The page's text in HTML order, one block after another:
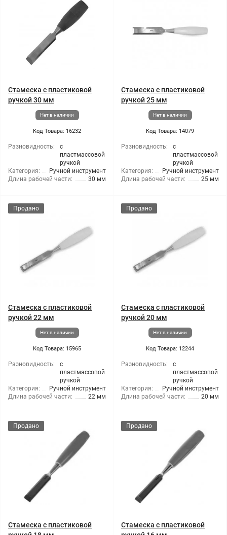
Стамеска с пластиковой
ручкой 30 мм
Нет в наличии
Код Товара: 16232
Разновидность:
с
пластмассовой
ручкой
Категория:
Ручной инструмент
Длина рабочей части:
30 мм
Стамеска с пластиковой
ручкой 25 мм
Нет в наличии
Код Товара: 14079
Разновидность:
с
пластмассовой
ручкой
Категория:
Ручной инструмент
Длина рабочей части:
25 мм
Продано
Стамеска с пластиковой
ручкой 22 мм
Нет в наличии
Код Товара: 15965
Разновидность:
с
пластмассовой
ручкой
Категория:
Ручной инструмент
Длина рабочей части:
22 мм
Продано
Стамеска с пластиковой
ручкой 20 мм
Нет в наличии
Код Товара: 12244
Разновидность:
с
пластмассовой
ручкой
Категория:
Ручной инструмент
Длина рабочей части:
20 мм
Продано
Стамеска с пластиковой
Продано
Стамеска с пластиковой